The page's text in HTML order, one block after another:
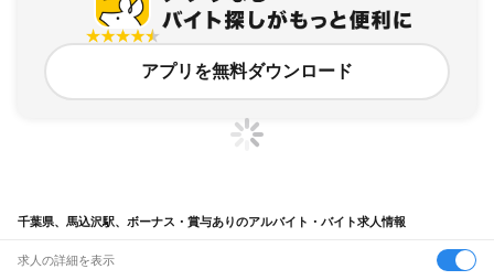
アプリを無料ダウンロード
千葉県、馬込沢駅、ボーナス・賞与ありのアルバイト・バイト求人情報
求人の詳細を表示